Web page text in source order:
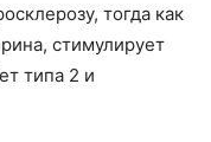
тогда как
стимулирует
типа 2 и